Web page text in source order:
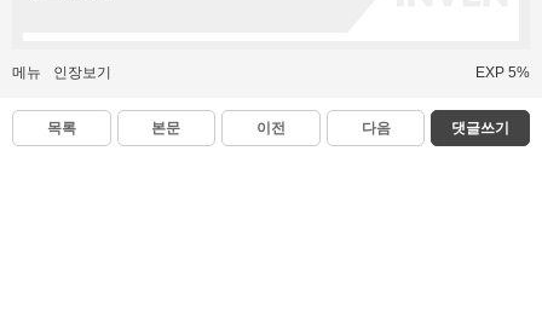
메뉴 인장보기 EXP 5%
목록 본문 이전 다음 댓글쓰기